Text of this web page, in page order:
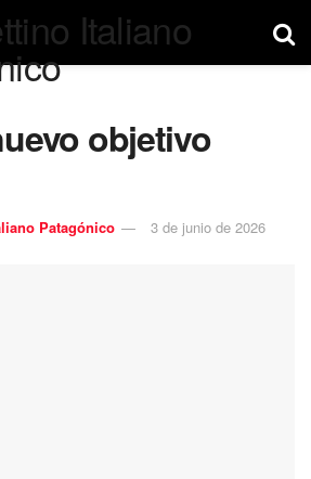
objetivo
Patagónico 3 de junio de 2026